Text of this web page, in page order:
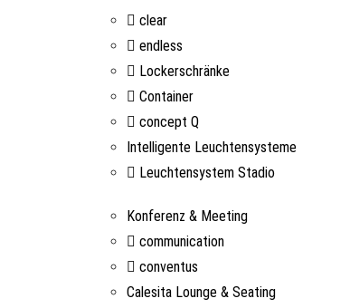
clear
endless
Lockerschränke
Container
concept Q
Intelligente Leuchtensysteme
Leuchtensystem Stadio
Konferenz & Meeting
communication
conventus
Calesita Lounge & Seating